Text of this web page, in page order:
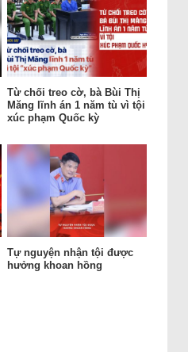
Từ chối treo cờ, bà Bùi Thị
Măng lĩnh án 1 năm tù vì tội
xúc phạm Quốc kỳ
Tự nguyện nhận tội được
hưởng khoan hồng